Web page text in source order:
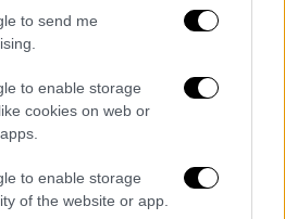
to send me
to enable storage
cookies on web or
to enable storage
of the website or app.
post on Instagram